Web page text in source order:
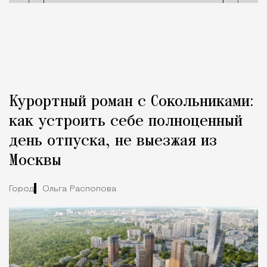
Курортный роман с Сокольниками:
как устроить себе полноценный
день отпуска, не выезжая из
Москвы
Город Ольга Распопова